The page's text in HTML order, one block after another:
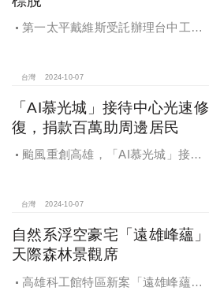
第一太平戴維斯受託辦理台中工業
價率5％。
台灣 2024-10-07
「AI慕光城」接待中心光速修
復，捐款百萬助周邊居民
颱風重創高雄，「AI慕光城」接待
民復原家園
台灣 2024-10-07
自然系浮空豪宅「遠雄峰蘊」
天際森林景觀席
高雄科工館特區新案「遠雄峰蘊」